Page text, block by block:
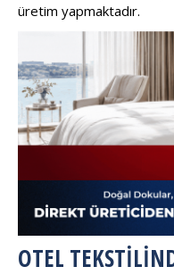
üretim yapmaktadır.
OTEL